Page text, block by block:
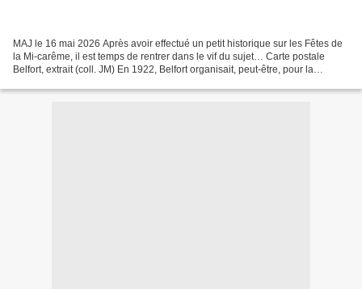
MAJ le 16 mai 2026 Après avoir effectué un petit historique sur les Fêtes de
la Mi-carême, il est temps de rentrer dans le vif du sujet… Carte postale
Belfort, extrait (coll. JM) En 1922, Belfort organisait, peut-être, pour la